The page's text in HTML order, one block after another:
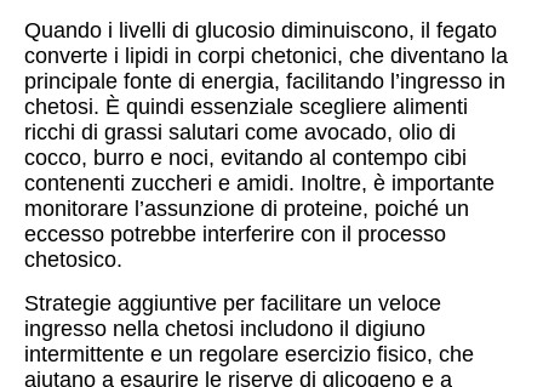
Quando i livelli di glucosio diminuiscono, il fegato
converte i lipidi in corpi chetonici, che diventano la
principale fonte di energia, facilitando l’ingresso in
chetosi. È quindi essenziale scegliere alimenti
ricchi di grassi salutari come avocado, olio di
cocco, burro e noci, evitando al contempo cibi
contenenti zuccheri e amidi. Inoltre, è importante
monitorare l’assunzione di proteine, poiché un
eccesso potrebbe interferire con il processo
chetosico.
Strategie aggiuntive per facilitare un veloce
ingresso nella chetosi includono il digiuno
intermittente e un regolare esercizio fisico, che
aiutano a esaurire le riserve di glicogeno e a